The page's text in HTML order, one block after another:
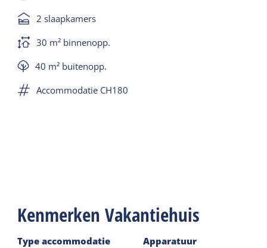
2 slaapkamers
30 m² binnenopp.
40 m² buitenopp.
Accommodatie CH180
Kenmerken Vakantiehuis
Type accommodatie
Apparatuur